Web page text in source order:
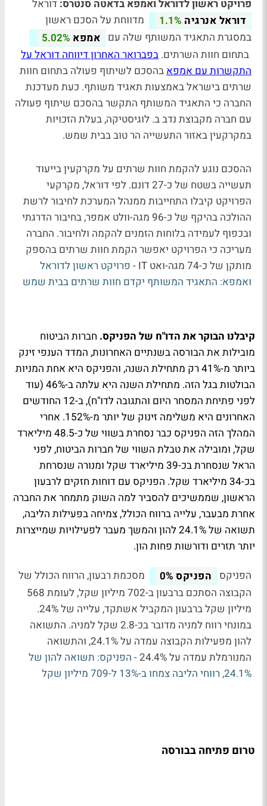
פרויקט ראשון לדוראל ואמפא בדאטה סנטרס: דוראל
דוראל אנרגיה 1.1%
מדווחת על הסכם ראשון
במסגרת התאגיד המשותף שלה עם אמפא 5.02%
בתחום חוות השרתים. בפברואר האחרון דיווחה דוראל על
התקשרות עם אמפאבהסכם לשיתוף פעולה בתחום חוות
שרתים בישראל באמצעות תאגיד משותף. כעת מעדכנת
החברה כי התאגיד המשותף התקשר בהסכם שיתוף פעולה
עם חברה מקבוצת נדב ב. לוגיסטיקה, בעלת הזכויות
במקרקעין באזור התעשייה הר טוב בבית שמש.
ההסכם נוגע להקמת חוות שרתים על מקרקעין בייעוד
תעשייה בשטח של כ-27 דונם. לפי דוראל, מקרקעי
הפרויקט קיבלו התחייבות ממנהל המערכת לחיבור לרשת
ההולכה בהיקף של כ-96 מגה-וולט אמפר, בחיבור הדרגתי
ובכפוף לעמידה בלוחות הזמנים להקמה ולחיבור. החברה
מעריכה כי הפרויקט יאפשר הקמת חוות שרתים בהספק
מותקן של כ-74 מגה-ואט IT -
פרויקט ראשון לדוראל
ואמפא: התאגיד המשותף יקדם חוות שרתים בבית שמש
קיבלנו הבוקר את הדו"ח של הפניקס. חברות הביטוח
מובילות את הבורסה בשנתיים האחרונות, המדד הענפי זינק
ביותר מ-41% רק מתחילת השנה, והפניקס היא אחת המניות
הבולטות בגל הזה. מתחילת השנה היא עלתה ב-46% (עוד
לפני פתיחת המסחר היום והתגובה לדו"ח), ב-12 החודשים
האחרונים היא משלימה זינוק של יותר מ-152%. אחרי
המהלך הזה הפניקס כבר נסחרת בשווי של כ-48.5 מיליארד
שקל, ומובילה את טבלת השווי של חברות הביטוח, לפני
הראל שנסחרת בכ-39 מיליארד שקל ומנורה שנסרחת
בכ-34 מיליארד שקל. הפניקס עם דוחות חזקים לרבעון
הראשון, שממשיכים להסביר למה השוק מתמחר את החברה
אחרת מבעבר, עלייה ברווח הכולל, צמיחה בפעילות הליבה,
תשואה של 24.1% להון והמשך מעבר לפעילויות שמייצרות
יותר תזרים ודורשות פחות הון.
הפניקס הפניקס 0%
מסכמת רבעון, הרווח הכולל של
הקבוצה הסתכם ברבעון ב-702 מיליון שקל, לעומת 568
מיליון שקל ברבעון המקביל אשתקד, עלייה של 24%.
במונחי רווח למניה מדובר בכ-2.8 שקל למניה. התשואה
להון מפעילות הקבוצה עמדה על 24.1%, והתשואה
המנורמלת עמדה על 24.4% -
הפניקס: תשואה להון של
24.1%, רווחי הליבה צמחו ב-13% ל-709 מיליון שקל
טרום פתיחה בבורסה